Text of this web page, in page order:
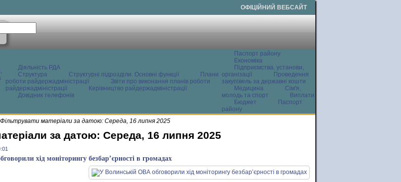
ОФІЦІЙНИЙ ВЕБСАЙТ
Діяльність РДА
Структура
Структурні підрозділи. Основні функції
Плани
роботи райдержадміністрації
Звіти про виконання планів роботи
райдержадміністрації
Керівництво райдержадміністрації
Довідник телефонів
Паспорт району
Економіка
Підприємства, установи,
організації
Проведення
закупівель за державні кошти
Медицина
Сім'я,
молодь та спорт
Виплати
Бюджет
Паспорт
району
Фільтрувати матеріали за датою: Середа, 16 липня 2025
за датою: Середа, 16 липня 2025
хід моніторингу безбар’єрності в громадах